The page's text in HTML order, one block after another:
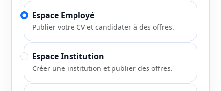
Espace Employé
Publier votre CV et candidater à des offres.
Espace Institution
Créer une institution et publier des offres.